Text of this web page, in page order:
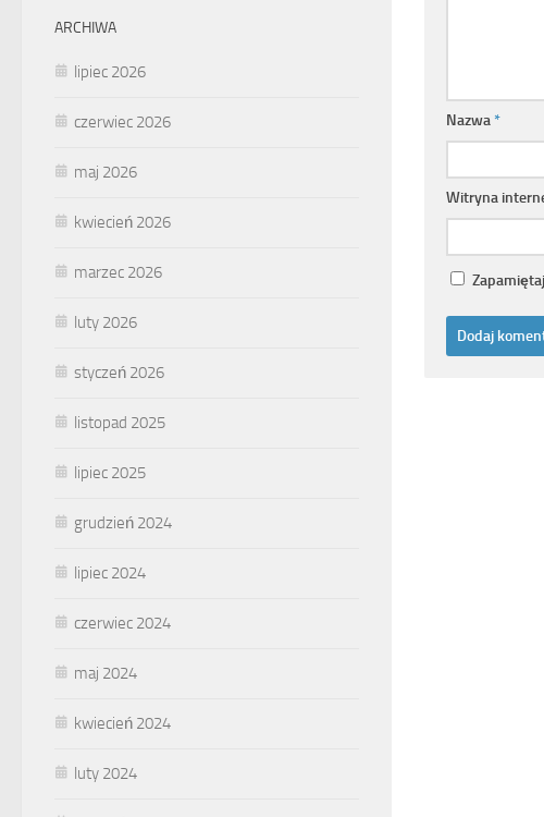
Nazwa*
Witryna
ARCHIWA
lipiec 2026
czerwiec 2026
maj 2026
kwiecień 2026
marzec 2026
luty 2026
styczeń 2026
listopad 2025
lipiec 2025
grudzień 2024
lipiec 2024
czerwiec 2024
maj 2024
kwiecień 2024
luty 2024